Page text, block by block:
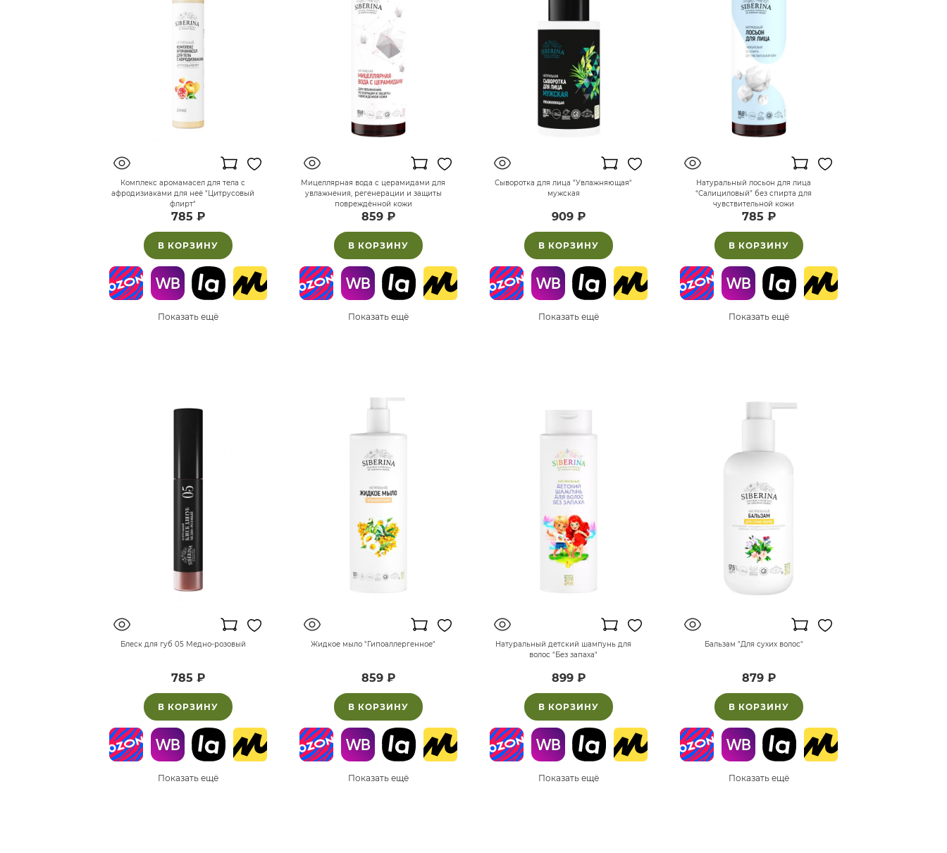
Комплекс аромамасел для тела с
афродизиаками для неё "Цитрусовый
флирт"
785 ₽
В КОРЗИНУ
Показать ещё
Мицеллярная вода с церамидами для
увлажнения, регенерации и защиты
повреждённой кожи
859 ₽
В КОРЗИНУ
Показать ещё
Сыворотка для лица "Увлажняющая"
мужская
909 ₽
В КОРЗИНУ
Показать ещё
Натуральный лосьон для лица
“Салициловый” без спирта для
чувствительной кожи
785 ₽
В КОРЗИНУ
Показать ещё
Блеск для губ 05 Медно-розовый
785 ₽
В КОРЗИНУ
Показать ещё
Жидкое мыло "Гипоаллергенное"
859 ₽
В КОРЗИНУ
Показать ещё
Натуральный детский шампунь для
волос "Без запаха"
899 ₽
В КОРЗИНУ
Показать ещё
Бальзам "Для сухих волос"
879 ₽
В КОРЗИНУ
Показать ещё